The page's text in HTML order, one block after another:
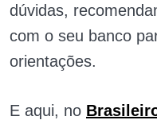
dúvidas,
com o seu banco
orientações.
E aqui, no